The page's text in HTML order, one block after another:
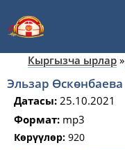
Кыргызча ырлар »
Эльзар Өскөнбаева
Датасы: 25.10.2021
Формат: mp3
Көрүүлөр: 920